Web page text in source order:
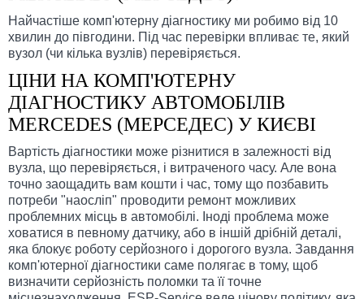
Найчастіше комп'ютерну діагностику ми робимо від 10
хвилин до півгодини. Під час перевірки впливає те, який
вузол (чи кілька вузлів) перевіряється.
ЦІНИ НА КОМП'ЮТЕРНУ
ДІАГНОСТИКУ АВТОМОБІЛІВ
MERCEDES (МЕРСЕДЕС) У КИЄВІ
Вартість діагностики може різнитися в залежності від
вузла, що перевіряється, і витраченого часу. Але вона
точно заощадить вам кошти і час, тому що позбавить
потреби "наосліп" проводити ремонт можливих
проблемних місць в автомобілі. Іноді проблема може
ховатися в певному датчику, або в іншій дрібній деталі,
яка блокує роботу серйозного і дорогого вузла. Завдання
комп'ютерної діагностики саме полягає в тому, щоб
визначити серйозність поломки та її точне